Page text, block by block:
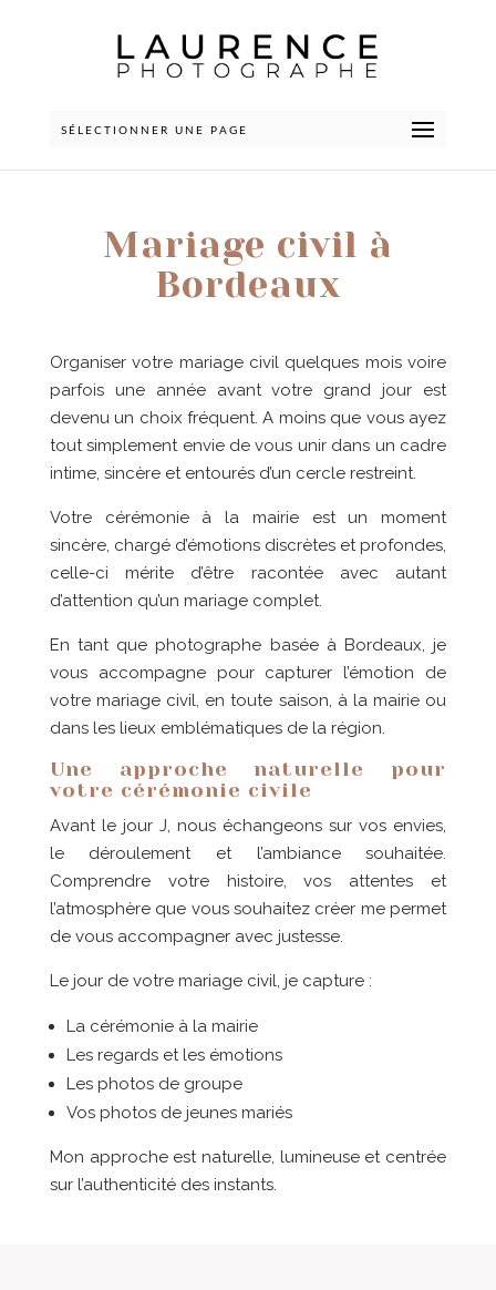
SÉLECTIONNER UNE PAGE
Mariage civil à
Bordeaux
Organiser votre mariage civil quelques mois voire
parfois une année avant votre grand jour est
devenu un choix fréquent. A moins que vous ayez
tout simplement envie de vous unir dans un cadre
intime, sincère et entourés d’un cercle restreint.
Votre cérémonie à la mairie est un moment
sincère, chargé d’émotions discrètes et profondes,
celle-ci mérite d’être racontée avec autant
d’attention qu’un mariage complet.
En tant que photographe basée à Bordeaux, je
vous accompagne pour capturer l’émotion de
votre mariage civil, en toute saison, à la mairie ou
dans les lieux emblématiques de la région.
Une approche naturelle pour
votre cérémonie civile
Avant le jour J, nous échangeons sur vos envies,
le déroulement et l’ambiance souhaitée.
Comprendre votre histoire, vos attentes et
l’atmosphère que vous souhaitez créer me permet
de vous accompagner avec justesse.
Le jour de votre mariage civil, je capture :
La cérémonie à la mairie
Les regards et les émotions
Les photos de groupe
Vos photos de jeunes mariés
Mon approche est naturelle, lumineuse et centrée
sur l’authenticité des instants.